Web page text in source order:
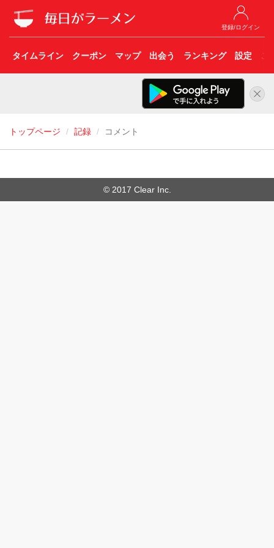
登録/ログイン
タイムライン クーポン マップ 出会う ランキング 設定 こ
トップページ 記録 コメント
© 2017 Clear Inc.